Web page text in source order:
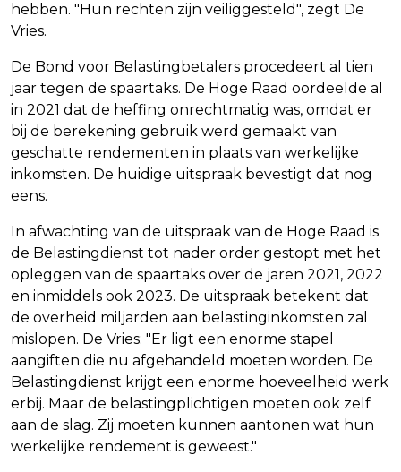
hebben. "Hun rechten zijn veiliggesteld", zegt De
Vries.
De Bond voor Belastingbetalers procedeert al tien
jaar tegen de spaartaks. De Hoge Raad oordeelde al
in 2021 dat de heffing onrechtmatig was, omdat er
bij de berekening gebruik werd gemaakt van
geschatte rendementen in plaats van werkelijke
inkomsten. De huidige uitspraak bevestigt dat nog
eens.
In afwachting van de uitspraak van de Hoge Raad is
de Belastingdienst tot nader order gestopt met het
opleggen van de spaartaks over de jaren 2021, 2022
en inmiddels ook 2023. De uitspraak betekent dat
de overheid miljarden aan belastinginkomsten zal
mislopen. De Vries: "Er ligt een enorme stapel
aangiften die nu afgehandeld moeten worden. De
Belastingdienst krijgt een enorme hoeveelheid werk
erbij. Maar de belastingplichtigen moeten ook zelf
aan de slag. Zij moeten kunnen aantonen wat hun
werkelijke rendement is geweest."